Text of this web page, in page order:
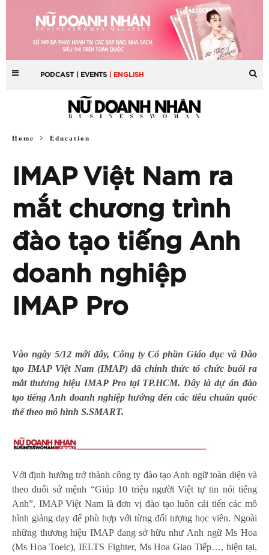
PODCAST | EVENTS | ENGLISH
Home Education
IMAP Việt Nam ra
mắt chương trình
đào tạo tiếng Anh
doanh nghiệp
IMAP Pro
Vào ngày 5/12 mới đây, Công ty Cổ phần Giáo dục và Đào
tạo IMAP Việt Nam (IMAP) đã chính thức tổ chức buổi ra
mắt thương hiệu IMAP Pro tại TP.HCM. Đây là dự án đào
tạo tiếng Anh doanh nghiệp hướng đến các tiêu chuẩn quốc
thế theo mô hình S.SMART.
Với định hướng trở thành công ty đào tạo Anh ngữ toàn diện và
theo đuổi sứ mệnh “Giúp 10 triệu người Việt tự tin nói tiếng
Anh”, IMAP Việt Nam là đơn vị đào tạo luôn cải tiến các mô
hình giảng dạy để phù hợp với từng đối tượng học viên. Ngoài
những thương hiệu IMAP đang sở hữu như Anh ngữ Ms Hoa
(Ms Hoa Toeic), IELTS Fighter, Ms Hoa Giao Tiếp…, hiện tại,